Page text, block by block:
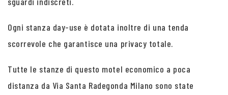
Ogni stanza day-use è dotata inoltre di una tenda
scorrevole che garantisce una privacy totale.
Tutte le stanze di questo motel economico a poca
distanza da Via Santa Radegonda Milano sono state